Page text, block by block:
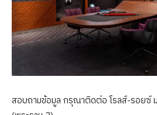
สอบถามข้อมูล กรุณาติดต่อ โรลส์-รอยซ์